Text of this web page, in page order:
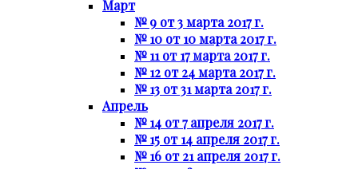
Март
№ 9 от 3 марта 2017 г.
№ 10 от 10 марта 2017 г.
№ 11 от 17 марта 2017 г.
№ 12 от 24 марта 2017 г.
№ 13 от 31 марта 2017 г.
Апрель
№ 14 от 7 апреля 2017 г.
№ 15 от 14 апреля 2017 г.
№ 16 от 21 апреля 2017 г.